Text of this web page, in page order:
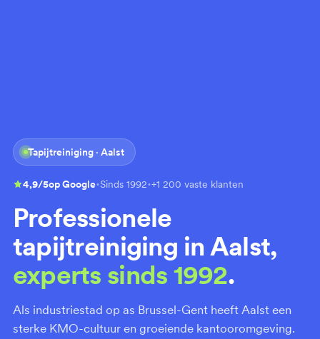
Tapijtreiniging · Aalst
4,9/5op Google·Sinds 1992·+1 200 vaste klanten
Professionele
tapijtreiniging in Aalst,
experts sinds 1992.
Als industriestad op as Brussel-Gent heeft Aalst een
sterke KMO-cultuur en groeiende kantooromgeving.